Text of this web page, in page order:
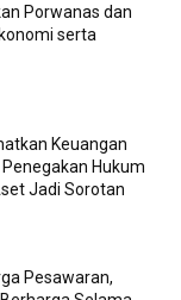
Porwanas dan
serta
Keuangan
Hukum
Jadi Sorotan
Pesawaran,